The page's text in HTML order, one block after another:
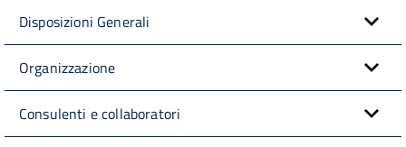
Disposizioni Generali
Organizzazione
Consulenti e collaboratori